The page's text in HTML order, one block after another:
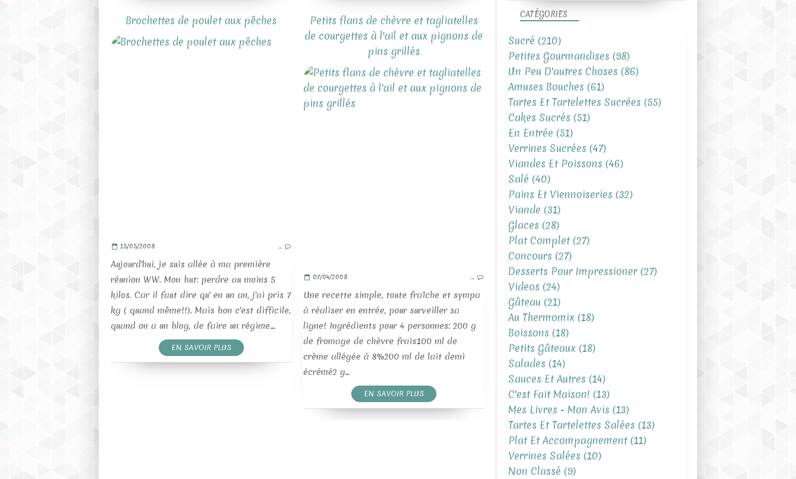
Brochettes de poulet aux pêches
UN PEU DE LÉGÈRETÉ SALÉE!
15/05/2008 …
Aujourd'hui, je suis allée à ma première
réunion WW. Mon but: perdre au moins 5
kilos. Car il faut dire qu' en un an, j'ai pris 7
kg ( quand même!!). Mais bon c'est difficile,
quand on a un blog, de faire un régime....
EN SAVOIR PLUS
Petits flans de chèvre et tagliatelles
de courgettes à l'ail et aux pignons de
pins grillés
UN PEU DE LÉGÈRETÉ SALÉE!
07/04/2008 …
Une recette simple, toute fraîche et sympa
à réaliser en entrée, pour surveiller sa
ligne! Ingrédients pour 4 personnes: 200 g
de fromage de chèvre frais100 ml de
crème allégée à 8%200 ml de lait demi
écrémé2 g...
EN SAVOIR PLUS
CATÉGORIES
Sucré (210)
Petites Gourmandises (98)
Un Peu D'autres Choses (86)
Amuses Bouches (61)
Tartes Et Tartelettes Sucrées (55)
Cakes Sucrés (51)
En Entrée (51)
Verrines Sucrées (47)
Viandes Et Poissons (46)
Salé (40)
Pains Et Viennoiseries (32)
Viande (31)
Glaces (28)
Plat Complet(27)
Concours (27)
Desserts Pour Impressioner (27)
Videos (24)
Gâteau (21)
Au Thermomix (18)
Boissons (18)
Petits Gâteaux (18)
Salades (14)
Sauces Et Autres (14)
C'est Fait Maison! (13)
Mes Livres - Mon Avis (13)
Tartes Et Tartelettes Salées (13)
Plat Et Accompagnement(11)
Verrines Salées (10)
Non Classé (9)